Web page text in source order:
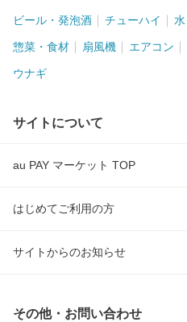
ビール・発泡酒 チューハイ 水
惣菜・食材 扇風機 エアコン
ウナギ
サイトについて
au PAY マーケット TOP
はじめてご利用の方
サイトからのお知らせ
その他・お問い合わせ